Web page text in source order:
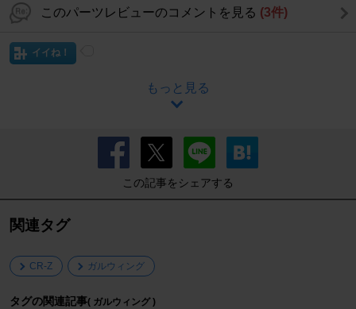
このパーツレビューのコメントを見る (3件)
イイね！
もっと見る
この記事をシェアする
関連タグ
CR-Z ガルウィング
タグの関連記事( ガルウィング )